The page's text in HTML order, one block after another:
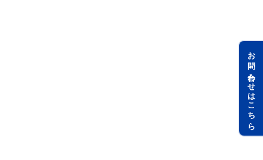
お問い合わせはこちら